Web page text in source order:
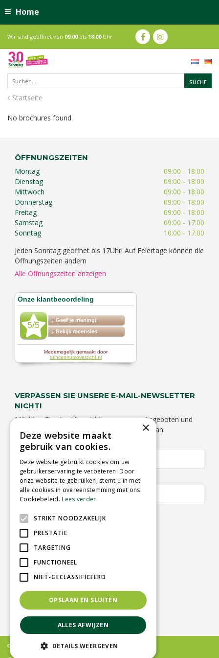
Home
Startseite
Wir sind geöffnet von 09:00bis 18:00Uhr
No brochures found
ÖFFNUNGSZEITEN
Montag
09:00 - 18:00
Dienstag
09:00 - 18:00
Mittwoch
09:00 - 18:00
Donnerstag
09:00 - 18:00
Freitag
09:00 - 18:00
Samstag
09:00 - 17:00
Sonntag
10:00 - 17:00
Jeden Sonntag geöffnet bis 17Uhr! Auf Feiertage können die
Öffnungszeiten ändern
Alle Öffnungszeiten anzeigen
VERPASSEN SIE UNSERE E-MAIL-NEWSLETTER
NICHT!
Möchten Sie eine Übersicht von unseren Angeboten und
Aktivitäten empfangen? Melden Sie sich hier an.
Vorname:
E-Mail Adresse: *
GARTENCENTER SCHMITZ
Herkenbosserweg 2
Telefon:
info@tuincentrumschmitz.nl
© Gardencenter Schmitz
×
Deze website maakt
gebruik van cookies.
Deze website gebruikt cookies om uw
gebruikerservaring te verbeteren. Door
onze website te gebruiken, stemt u in met
alle cookies in overeenstemming met ons
Cookiebeleid.Lees verder
STRIKT NOODZAKELIJK
PRESTATIE
TARGETING
FUNCTIONEEL
NIET-GECLASSIFICEERD
OPSLAAN EN SLUITEN
ALLES AFWIJZEN
DETAILS WEERGEVEN